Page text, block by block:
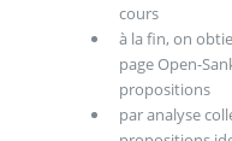
cours
à la fin, on
page Open-
propositions
par analyse